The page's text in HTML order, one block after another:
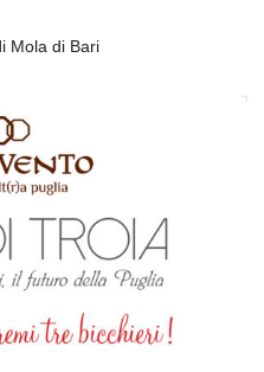
Mola di Bari